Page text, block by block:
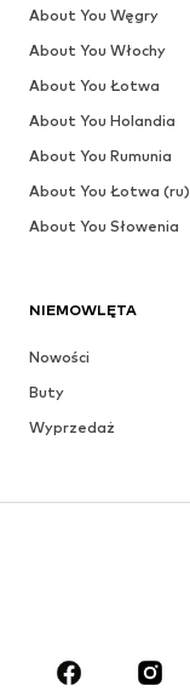
NIEMOWLĘTA
Nowości
Buty
Wyprzedaż
MARKI
About You Węgry
About You Włochy
About You Łotwa
About You Holandia
About You Rumunia
About You Łotwa (ru)
About You Słowenia